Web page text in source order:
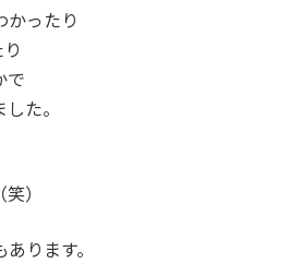
かったり
で
た。
）
ります。